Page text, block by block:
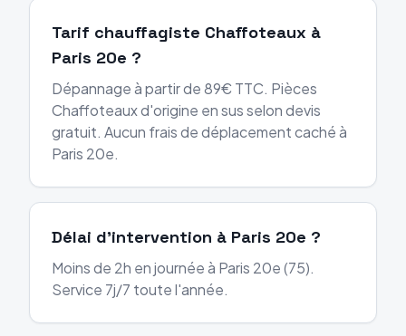
Tarif chauffagiste Chaffoteaux à
Paris 20e ?
Dépannage à partir de 89€ TTC. Pièces
Chaffoteaux d'origine en sus selon devis
gratuit. Aucun frais de déplacement caché à
Paris 20e.
Délai d'intervention à Paris 20e ?
Moins de 2h en journée à Paris 20e (75).
Service 7j/7 toute l'année.